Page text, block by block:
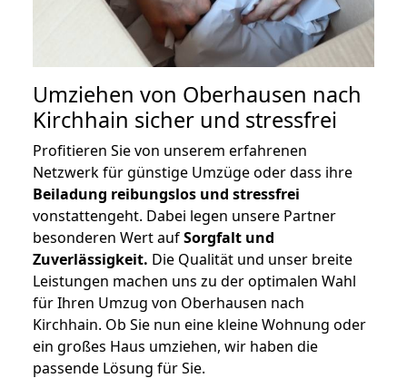
Umziehen von Oberhausen nach
Kirchhain sicher und stressfrei
Profitieren Sie von unserem erfahrenen
Netzwerk für günstige Umzüge oder dass ihre
Beiladung reibungslos und stressfrei
vonstattengeht. Dabei legen unsere Partner
besonderen Wert aufSorgfalt und
Zuverlässigkeit. Die Qualität und unser breite
Leistungen machen uns zu der optimalen Wahl
für Ihren Umzug von Oberhausen nach
Kirchhain. Ob Sie nun eine kleine Wohnung oder
ein großes Haus umziehen, wir haben die
passende Lösung für Sie.